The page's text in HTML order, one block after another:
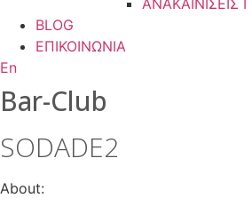
ΑΝΑΚΑΙΝΙΣΕΙΣ
BLOG
ΕΠΙΚΟΙΝΩΝΙΑ
En
Bar-Club
SODADE2
About: